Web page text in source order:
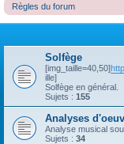
Règles du forum
Solfège
[img_taille=40,50]
ille]
Solfège en général.
Sujets : 155
Analyses
Analyse musical
Sujets : 34